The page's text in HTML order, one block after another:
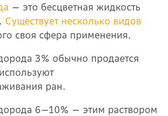
— это бесцветная жидкость
Существует несколько видов
своя сфера применения.
3% обычно продается
ран.
6—10% — этим раствором